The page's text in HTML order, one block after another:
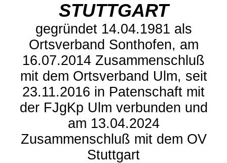
STUTTGART
gegründet 14.04.1981 als
Ortsverband Sonthofen, am
16.07.2014 Zusammenschluß
mit dem Ortsverband Ulm, seit
23.11.2016 in Patenschaft mit
der FJgKp Ulm verbunden und
am 13.04.2024
Zusammenschluß mit dem OV
Stuttgart